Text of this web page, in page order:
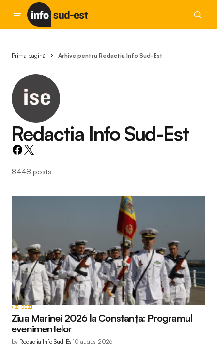
Prima pagină Arhive pentru Redactia Info Sud-Est
Redactia Info Sud-Est
8448 posts
ZI DE ZI
Ziua Marinei 2026 la Constanța: Programul
evenimentelor
by Redactia Info Sud-Est10 august 2026